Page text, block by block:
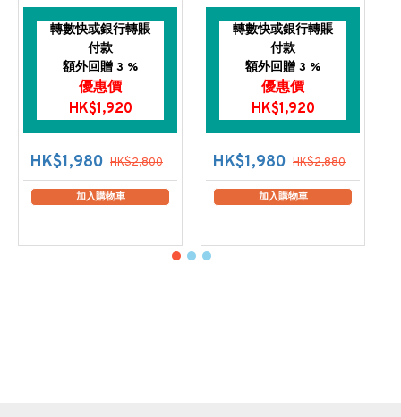
轉數快或銀行轉賬
付款
額外回贈 3 %
優惠價
HK$1,920
HK$1,980 HK$2,800
加入購物車
轉數快或銀行轉賬
付款
額外回贈 3 %
優惠價
HK$1,920
HK$1,980 HK$2,880
加入購物車